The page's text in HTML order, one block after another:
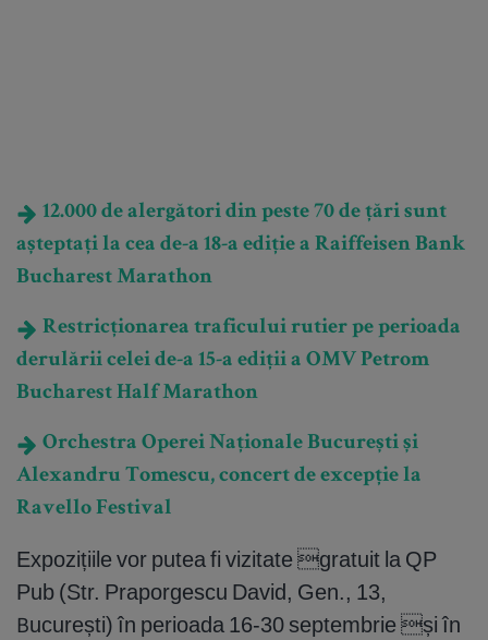
12.000 de alergători din peste 70 de țări sunt
așteptați la cea de-a 18-a ediție a Raiffeisen Bank
Bucharest Marathon
Restricționarea traficului rutier pe perioada
derulării celei de-a 15-a ediții a OMV Petrom
Bucharest Half Marathon
Orchestra Operei Naționale București și
Alexandru Tomescu, concert de excepție la
Ravello Festival
Expozițiile vor putea fi vizitate gratuit la QP
Pub (Str. Praporgescu David, Gen., 13,
București) în perioada 16-30 septembrie și în